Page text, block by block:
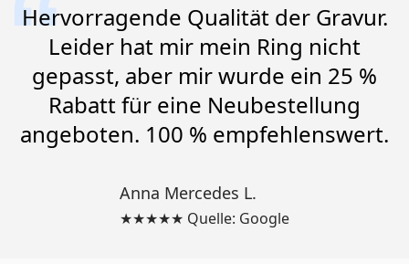
Hervorragende Qualität der Gravur.
Leider hat mir mein Ring nicht
gepasst, aber mir wurde ein 25 %
Rabatt für eine Neubestellung
angeboten. 100 % empfehlenswert.
Anna Mercedes L.
★★★★★ Quelle: Google